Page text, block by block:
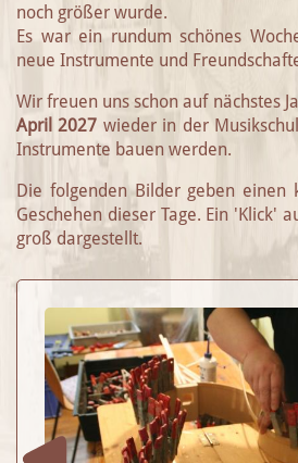
noch größer wurde.
Es war ein rundum schönes
neue Instrumente und
Wir freuen uns schon auf nächstes
April 2027 wieder in der
Instrumente bauen werden.
Die folgenden Bilder geben einen
Geschehen dieser Tage. Ein 'Klick'
groß dargestellt.